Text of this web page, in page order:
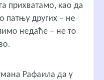
прихватамо, као да
патњу других – не
недаће – не то
Рафаила да у